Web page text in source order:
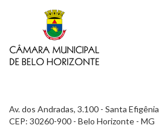
Av. dos Andradas, 3.100 - Santa Efigênia
CEP: 30260-900 - Belo Horizonte - MG